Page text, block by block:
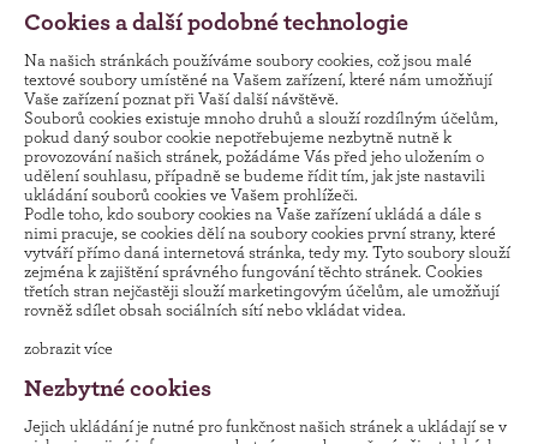
Cookies a další podobné technologie
Na našich stránkách používáme soubory cookies, což jsou malé
textové soubory umístěné na Vašem zařízení, které nám umožňují
Vaše zařízení poznat při Vaší další návštěvě.
Souborů cookies existuje mnoho druhů a slouží rozdílným účelům,
pokud daný soubor cookie nepotřebujeme nezbytně nutně k
provozování našich stránek, požádáme Vás před jeho uložením o
udělení souhlasu, případně se budeme řídit tím, jak jste nastavili
ukládání souborů cookies ve Vašem prohlížeči.
Podle toho, kdo soubory cookies na Vaše zařízení ukládá a dále s
nimi pracuje, se cookies dělí na soubory cookies první strany, které
vytváří přímo daná internetová stránka, tedy my. Tyto soubory slouží
zejména k zajištění správného fungování těchto stránek. Cookies
třetích stran nejčastěji slouží marketingovým účelům, ale umožňují
rovněž sdílet obsah sociálních sítí nebo vkládat videa.
zobrazit více
Nezbytné cookies
Jejich ukládání je nutné pro funkčnost našich stránek a ukládají se v